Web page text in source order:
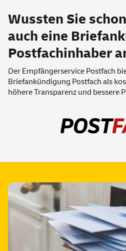
Wussten Sie
auch eine
Postfachinhaber
Der Empfängerservice Postfach
Briefankündigung Postfach als
höhere Transparenz und bessere